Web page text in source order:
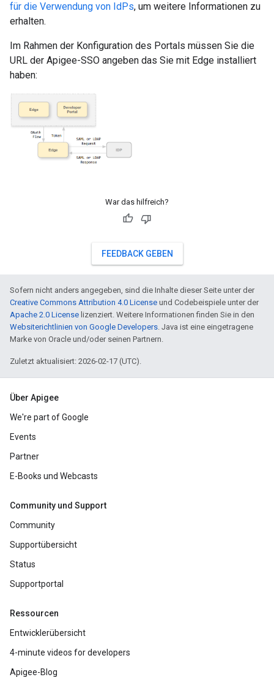
für die Verwendung von IdPs, um weitere Informationen zu
erhalten.
Im Rahmen der Konfiguration des Portals müssen Sie die
URL der Apigee-SSO angeben das Sie mit Edge installiert
haben:
War das hilfreich?
FEEDBACK GEBEN
Sofern nicht anders angegeben, sind die Inhalte dieser Seite unter der
Creative Commons Attribution 4.0 License und Codebeispiele unter der
Apache 2.0 License lizenziert. Weitere Informationen finden Sie in den
Websiterichtlinien von Google Developers . Java ist eine eingetragene
Marke von Oracle und/oder seinen Partnern.
Zuletzt aktualisiert: 2026-02-17 (UTC).
Über Apigee
We're part of Google
Events
Partner
E-Books und Webcasts
Community und Support
Community
Supportübersicht
Status
Supportportal
Ressourcen
Entwicklerübersicht
4-minute videos for developers
Apigee-Blog